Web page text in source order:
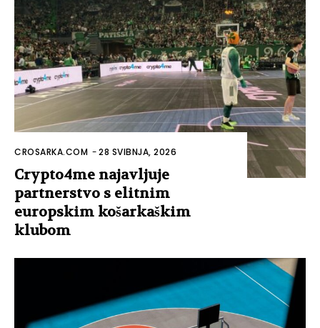
CROSARKA.COM -28 SVIBNJA, 2026
Crypto4me najavljuje
partnerstvo s elitnim
europskim košarkaškim
klubom